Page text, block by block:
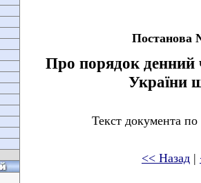
Постанова
Про порядок денний
України
Текст документа
<< Назад |